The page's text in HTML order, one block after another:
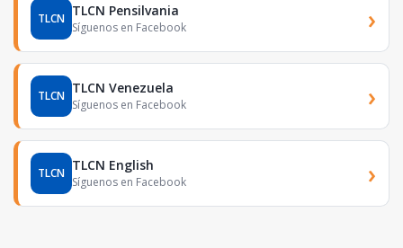
TLCN TLCN Pensilvania
Síguenos en Facebook ›
TLCN TLCN Venezuela
Síguenos en Facebook ›
TLCN TLCN English
Síguenos en Facebook ›